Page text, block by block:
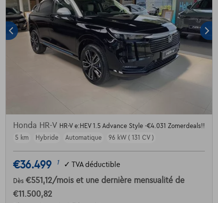
Honda HR-V HR-V e:HEV 1.5 Advance Style -€4.031 Zomerdeals!!
5 km
Hybride Automatique 96 kW ( 131 CV )
€36.499 1 ✓ TVA déductible
Dès €551,12/mois et une dernière mensualité de
€11.500,82